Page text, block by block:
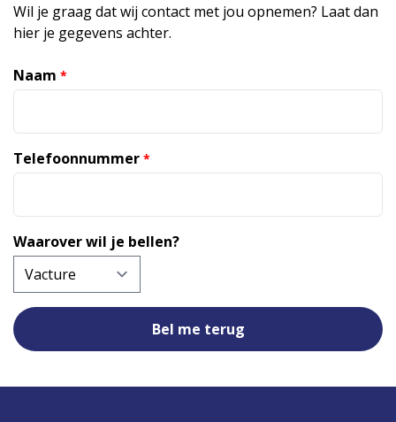
Wil je graag dat wij contact met jou opnemen? Laat dan
hier je gegevens achter.
Naam *
Telefoonnummer *
Waarover wil je bellen?